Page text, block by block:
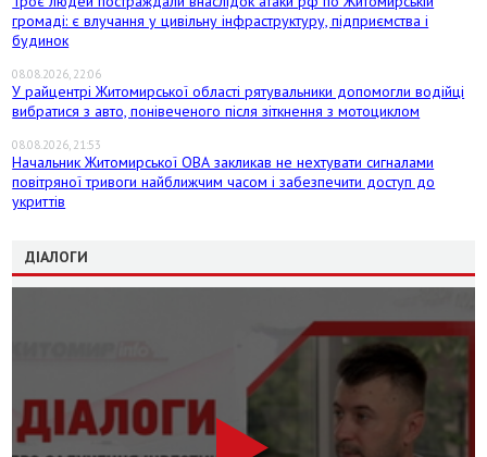
громаді: є влучання у цивільну інфраструктуру, підприємства і
будинок
08.08.2026, 22:06
У райцентрі Житомирської області рятувальники допомогли водійці
вибратися з авто, понівеченого після зіткнення з мотоциклом
08.08.2026, 21:53
Начальник Житомирської ОВА закликав не нехтувати сигналами
повітряної тривоги найближчим часом і забезпечити доступ до
укриттів
ДІАЛОГИ